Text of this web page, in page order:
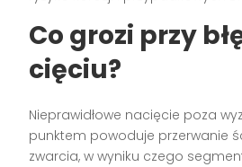
Co grozi przy
cięciu?
Nieprawidłowe nacięcie poza
punktem powoduje przerwanie
zwarcia, w wyniku czego